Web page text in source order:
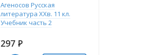
Агеносов Русская
литература XXв. 11 кл.
Учебник часть 2
297 Р